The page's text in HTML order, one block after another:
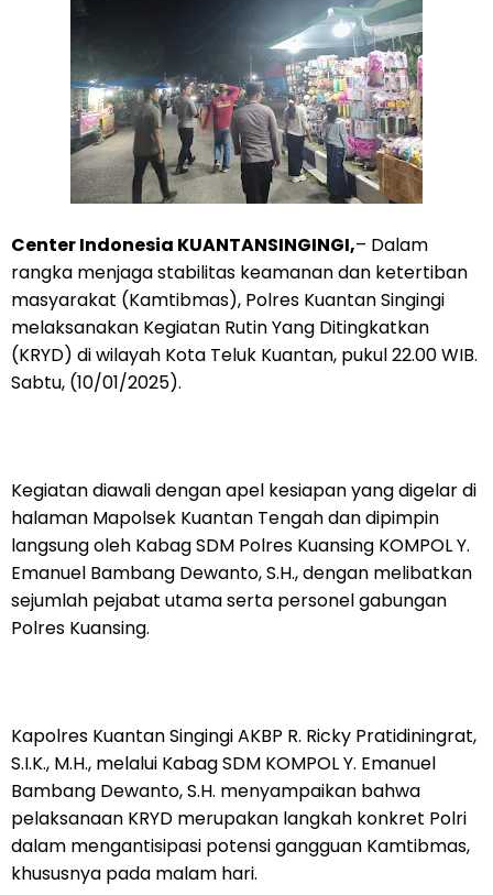
Center Indonesia KUANTANSINGINGI,– Dalam
rangka menjaga stabilitas keamanan dan ketertiban
masyarakat (Kamtibmas), Polres Kuantan Singingi
melaksanakan Kegiatan Rutin Yang Ditingkatkan
(KRYD) di wilayah Kota Teluk Kuantan, pukul 22.00 WIB.
Sabtu, (10/01/2025).
Kegiatan diawali dengan apel kesiapan yang digelar di
halaman Mapolsek Kuantan Tengah dan dipimpin
langsung oleh Kabag SDM Polres Kuansing KOMPOL Y.
Emanuel Bambang Dewanto, S.H., dengan melibatkan
sejumlah pejabat utama serta personel gabungan
Polres Kuansing.
Kapolres Kuantan Singingi AKBP R. Ricky Pratidiningrat,
S.I.K., M.H., melalui Kabag SDM KOMPOL Y. Emanuel
Bambang Dewanto, S.H. menyampaikan bahwa
pelaksanaan KRYD merupakan langkah konkret Polri
dalam mengantisipasi potensi gangguan Kamtibmas,
khususnya pada malam hari.